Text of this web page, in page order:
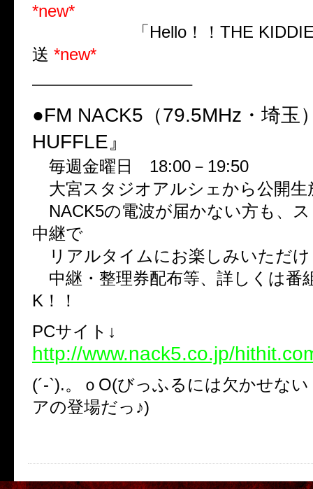
*new*
「Hello！！THE KIDDIE」
送 *new*
—————————–
●FM NACK5（79.5MHz・埼玉
HUFFLE』
毎週金曜日 18:00－19:50
大宮スタジオアルシェから公開生
NACK5の電波が届かない方も、
中継で
リアルタイムにお楽しみいただけ
中継・整理券配布等、詳しくは番
K！！
PCサイト↓
http://www.nack5.co.jp/
(´-`).。ｏO(びっふるには欠かせな
アの登場だっ♪)